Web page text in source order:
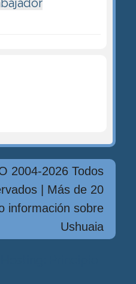
2004-2026 Todos
| Más de 20
información sobre
Ushuaia